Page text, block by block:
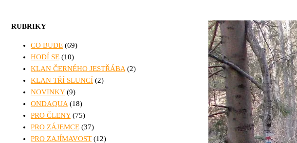
RUBRIKY
CO BUDE (69)
HODÍ SE (10)
KLAN ČERNÉHO JESTŘÁBA (2)
KLAN TŘÍ SLUNCÍ (2)
NOVINKY(9)
ONDAQUA (18)
PRO ČLENY(75)
PRO ZÁJEMCE (37)
PRO ZAJÍMAVOST (12)